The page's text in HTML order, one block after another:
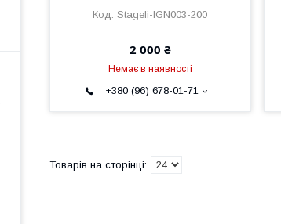
Stageli-IGN003-200
2 000 ₴
Немає в наявності
+380 (96) 678-01-71